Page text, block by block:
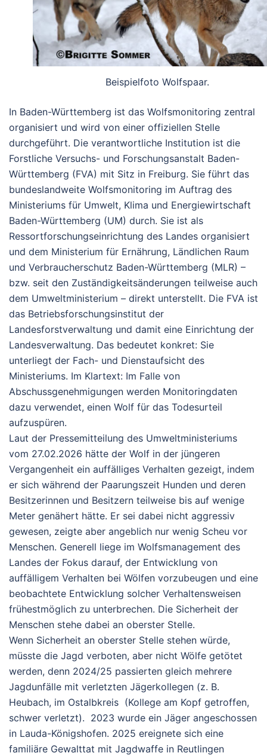
Beispielfoto Wolfspaar.
In Baden-Württemberg ist das Wolfsmonitoring zentral
organisiert und wird von einer offiziellen Stelle
durchgeführt. Die verantwortliche Institution ist die
Forstliche Versuchs- und Forschungsanstalt Baden-
Württemberg (FVA) mit Sitz in Freiburg. Sie führt das
bundeslandweite Wolfsmonitoring im Auftrag des
Ministeriums für Umwelt, Klima und Energiewirtschaft
Baden-Württemberg (UM) durch. Sie ist als
Ressortforschungseinrichtung des Landes organisiert
und dem Ministerium für Ernährung, Ländlichen Raum
und Verbraucherschutz Baden-Württemberg (MLR) –
bzw. seit den Zuständigkeitsänderungen teilweise auch
dem Umweltministerium – direkt unterstellt. Die FVA ist
das Betriebsforschungsinstitut der
Landesforstverwaltung und damit eine Einrichtung der
Landesverwaltung. Das bedeutet konkret: Sie
unterliegt der Fach- und Dienstaufsicht des
Ministeriums. Im Klartext: Im Falle von
Abschussgenehmigungen werden Monitoringdaten
dazu verwendet, einen Wolf für das Todesurteil
aufzuspüren.
Laut der Pressemitteilung des Umweltministeriums
vom 27.02.2026 hätte der Wolf in der jüngeren
Vergangenheit ein auffälliges Verhalten gezeigt, indem
er sich während der Paarungszeit Hunden und deren
Besitzerinnen und Besitzern teilweise bis auf wenige
Meter genähert hätte. Er sei dabei nicht aggressiv
gewesen, zeigte aber angeblich nur wenig Scheu vor
Menschen. Generell liege im Wolfsmanagement des
Landes der Fokus darauf, der Entwicklung von
auffälligem Verhalten bei Wölfen vorzubeugen und eine
beobachtete Entwicklung solcher Verhaltensweisen
frühestmöglich zu unterbrechen. Die Sicherheit der
Menschen stehe dabei an oberster Stelle.
Wenn Sicherheit an oberster Stelle stehen würde,
müsste die Jagd verboten, aber nicht Wölfe getötet
werden, denn 2024/25 passierten gleich mehrere
Jagdunfälle mit verletzten Jägerkollegen (z. B.
Heubach, im Ostalbkreis (Kollege am Kopf getroffen,
schwer verletzt). 2023 wurde ein Jäger angeschossen
in Lauda-Königshofen. 2025 ereignete sich eine
familiäre Gewalttat mit Jagdwaffe in Reutlingen